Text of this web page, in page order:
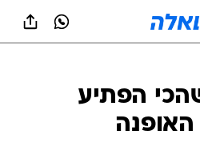
הפתיע